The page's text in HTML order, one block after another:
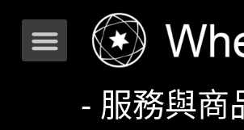
- 服務與商